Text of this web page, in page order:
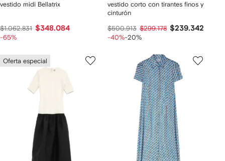
vestido midi Bellatrix
$1.062.831 $348.084
-65%
vestido corto con tirantes finos y
cinturón
$500.913 $299.178 $239.342
-40%-20%
Oferta especial